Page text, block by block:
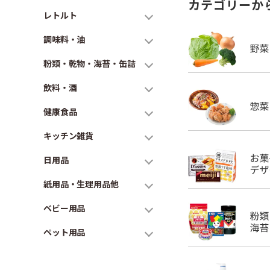
レトルト
調味料・油
粉類・乾物・海苔・缶詰
飲料・酒
健康食品
キッチン雑貨
日用品
紙用品・生理用品他
ベビー用品
ペット用品
カテゴリーか